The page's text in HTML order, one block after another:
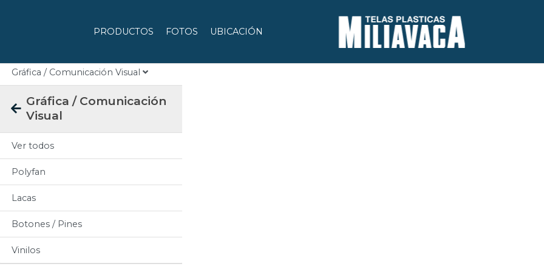
PRODUCTOS FOTOS UBICACIÓN
Gráfica / Comunicación Visual
Gráfica / Comunicación
Visual
Ver todos
Polyfan
Lacas
Botones / Pines
Vinilos